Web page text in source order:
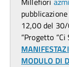
12,00 del
“Progetto “Ci
MODULO DI